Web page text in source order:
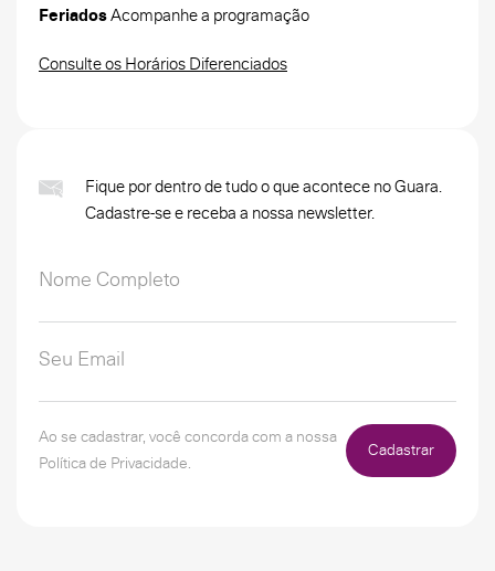
FeriadosAcompanhe a programação
Consulte os Horários Diferenciados
Fique por dentro de tudo o que acontece no Guara.
Cadastre-se e receba a nossa newsletter.
Ao se cadastrar, você concorda com a nossa
Política de Privacidade.
Cadastrar